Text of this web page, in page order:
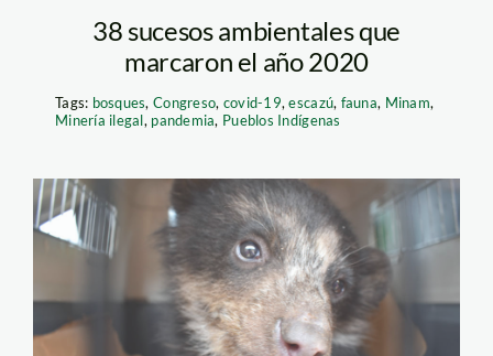
38 sucesos ambientales que
marcaron el año 2020
Tags: bosques,Congreso, covid-19,escazú, fauna, Minam,
Minería ilegal, pandemia, Pueblos Indígenas
oso-de-antojos—
serfor